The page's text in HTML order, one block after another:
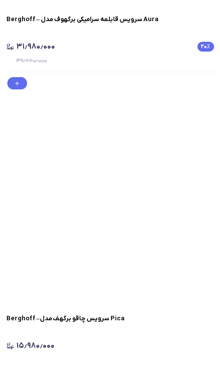
Berghoff – سرویس قابلمه سرامیکی برگهوف مدل Aura
۲۰٪ ۳۱٫۹۸۰٫۰۰۰
۳۹٫۷۶۰٫۰۰۰
Berghoff –سرویس چاقو برگهف مدل Pica
۱۵٫۹۸۰٫۰۰۰